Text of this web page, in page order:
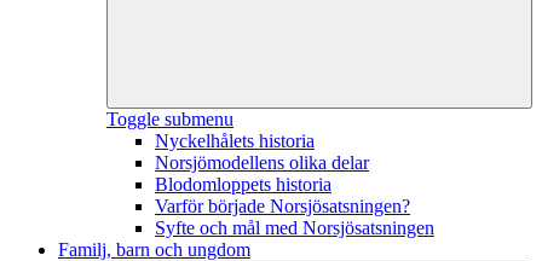
Toggle submenu
Nyckelhålets historia
Norsjömodellens olika delar
Blodomloppets historia
Varför började Norsjösatsningen?
Syfte och mål med Norsjösatsningen
Familj, barn och ungdom